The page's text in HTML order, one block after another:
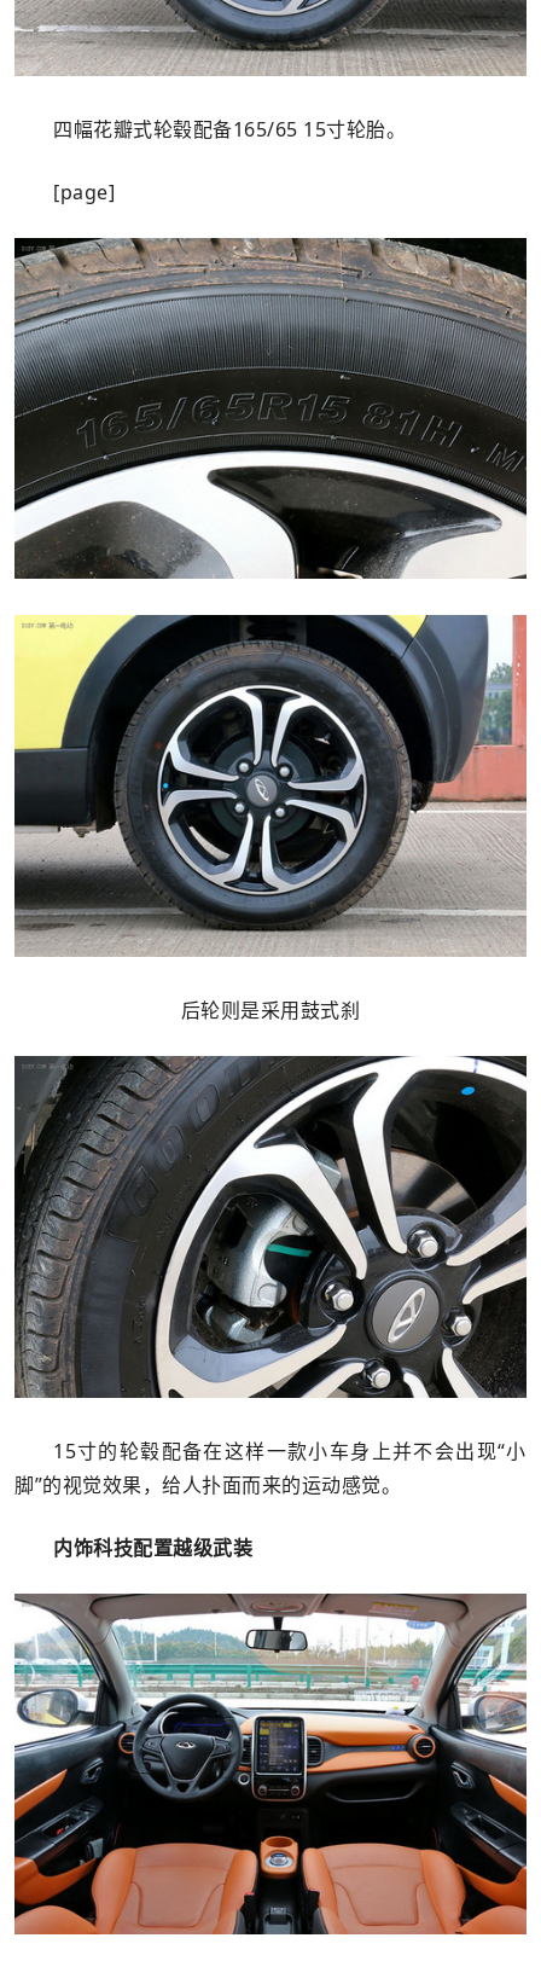
四幅花瓣式轮毂配备165/65 15寸轮胎。
[page]
后轮则是采用鼓式刹
15寸的轮毂配备在这样一款小车身上并不会出现“小
脚”的视觉效果，给人扑面而来的运动感觉。
内饰科技配置越级武装